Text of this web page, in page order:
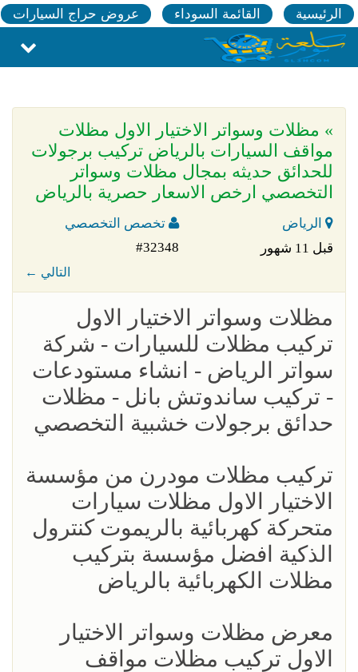
الرئيسية القائمة السوداء عروض حراج السيارات
» مظلات وسواتر الاختيار الاول مظلات
مواقف السيارات بالرياض تركيب برجولات
للحدائق حديثه بمجال مظلات وسواتر
التخصصي ارخص الاسعار حصرية بالرياض
الرياض
تخصص التخصصي
قبل 11 شهور
#32348
← التالي
مظلات وسواتر الاختيار الاول
تركيب مظلات للسيارات - شركة
سواتر الرياض - انشاء مستودعات
- تركيب ساندوتش بانل - مظلات
حدائق برجولات خشبية التخصصي
تركيب مظلات مودرن من مؤسسة
الاختيار الاول مظلات سيارات
متحركة كهربائية بالريموت كنترول
الذكية افضل مؤسسة بتركيب
مظلات الكهربائية بالرياض
معرض مظلات وسواتر الاختيار
الاول تركيب مظلات مواقف